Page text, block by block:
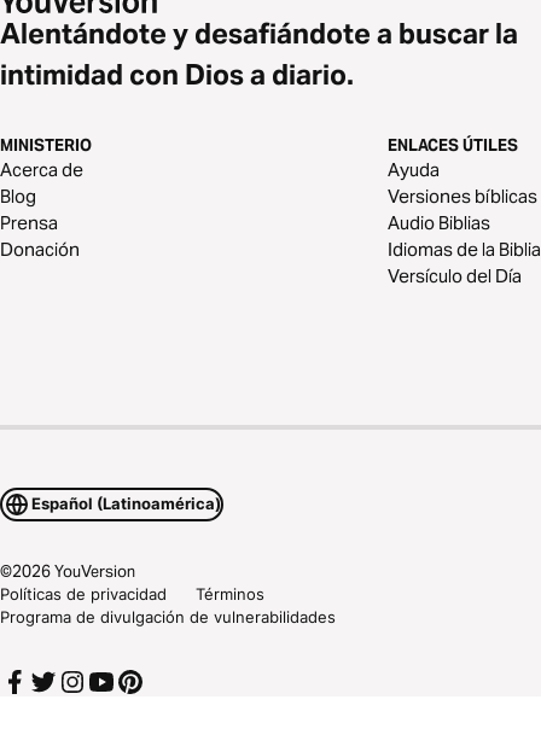
Alentándote y desafiándote a buscar la
intimidad con Dios a diario.
MINISTERIO
Acerca de
Blog
Prensa
Donación
ENLACES ÚTILES
Ayuda
Versiones bíblicas
Audio Biblias
Idiomas de la Biblia
Versículo del Día
Español (Latinoamérica)
©2026YouVersion
Políticas de privacidad
Términos
Programa de divulgación de vulnerabilidades